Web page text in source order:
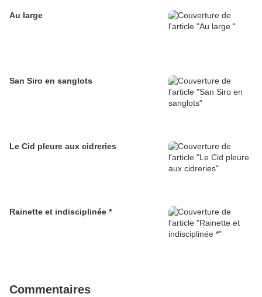
Au large
San Siro en sanglots
Le Cid pleure aux cidreries
Rainette et indisciplinée *
Commentaires